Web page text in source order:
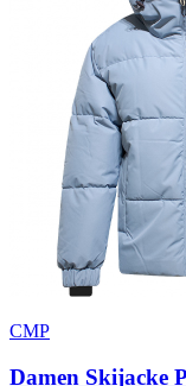
CMP
Damen Skijacke